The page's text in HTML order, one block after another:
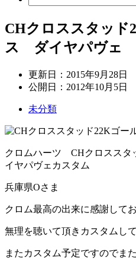
CHクロススタッド
ス ダイヤパヴェ
更新日： 2015年9月28日
公開日： 2012年10月5日
未分類
クロムハーツ CHクロスス
イヤパヴェカスタム
兵庫県Oさま
クロム最高の出来に感謝してお
無理を聴いて頂きカスタムし
またカスタム予定ですのでま